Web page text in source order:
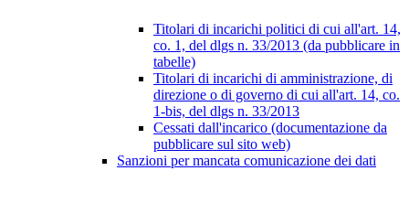
Titolari di incarichi politici di cui all'art. 14,
co. 1, del dlgs n. 33/2013 (da pubblicare in
tabelle)
Titolari di incarichi di amministrazione, di
direzione o di governo di cui all'art. 14, co.
1-bis, del dlgs n. 33/2013
Cessati dall'incarico (documentazione da
pubblicare sul sito web)
Sanzioni per mancata comunicazione dei dati